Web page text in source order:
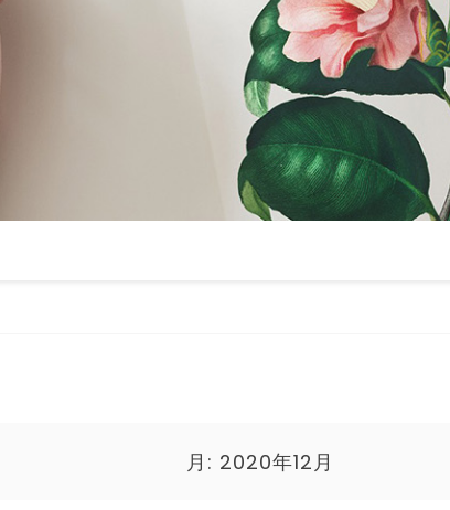
月: 2020年12月